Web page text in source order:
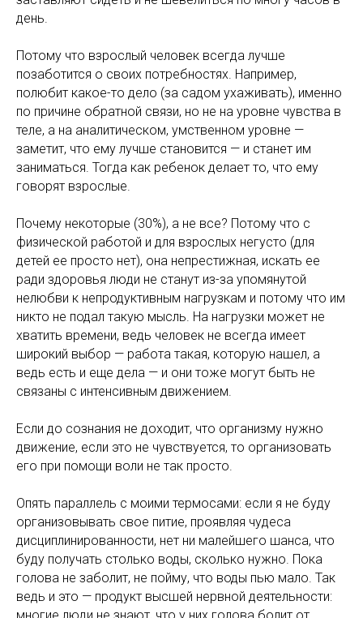
день.
Потому что взрослый человек всегда лучше
позаботится о своих потребностях. Например,
полюбит какое-то дело (за садом ухаживать), именно
по причине обратной связи, но не на уровне чувства в
теле, а на аналитическом, умственном уровне —
заметит, что ему лучше становится — и станет им
заниматься. Тогда как ребенок делает то, что ему
говорят взрослые.
Почему некоторые (30%), а не все? Потому что с
физической работой и для взрослых негусто (для
детей ее просто нет), она непрестижная, искать ее
ради здоровья люди не станут из-за упомянутой
нелюбви к непродуктивным нагрузкам и потому что им
никто не подал такую мысль. На нагрузки может не
хватить времени, ведь человек не всегда имеет
широкий выбор — работа такая, которую нашел, а
ведь есть и еще дела — и они тоже могут быть не
связаны с интенсивным движением.
Если до сознания не доходит, что организму нужно
движение, если это не чувствуется, то организовать
его при помощи воли не так просто.
Опять параллель с моими термосами: если я не буду
организовывать свое питие, проявляя чудеса
дисциплинированности, нет ни малейшего шанса, что
буду получать столько воды, сколько нужно. Пока
голова не заболит, не пойму, что воды пью мало. Так
ведь и это — продукт высшей нервной деятельности: